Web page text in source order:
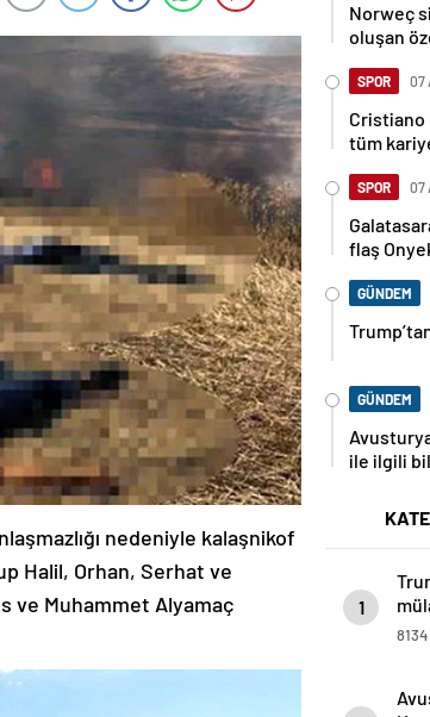
nedeniyle kalaşnikof
Halil, Orhan, Serhat ve
ve Muhammet Alyamaç
Norweç
oluşan
SPOR 07
Cristiano
tüm
SPOR 07
flaş
GÜNDEM
GÜNDEM
ile ilgili
1